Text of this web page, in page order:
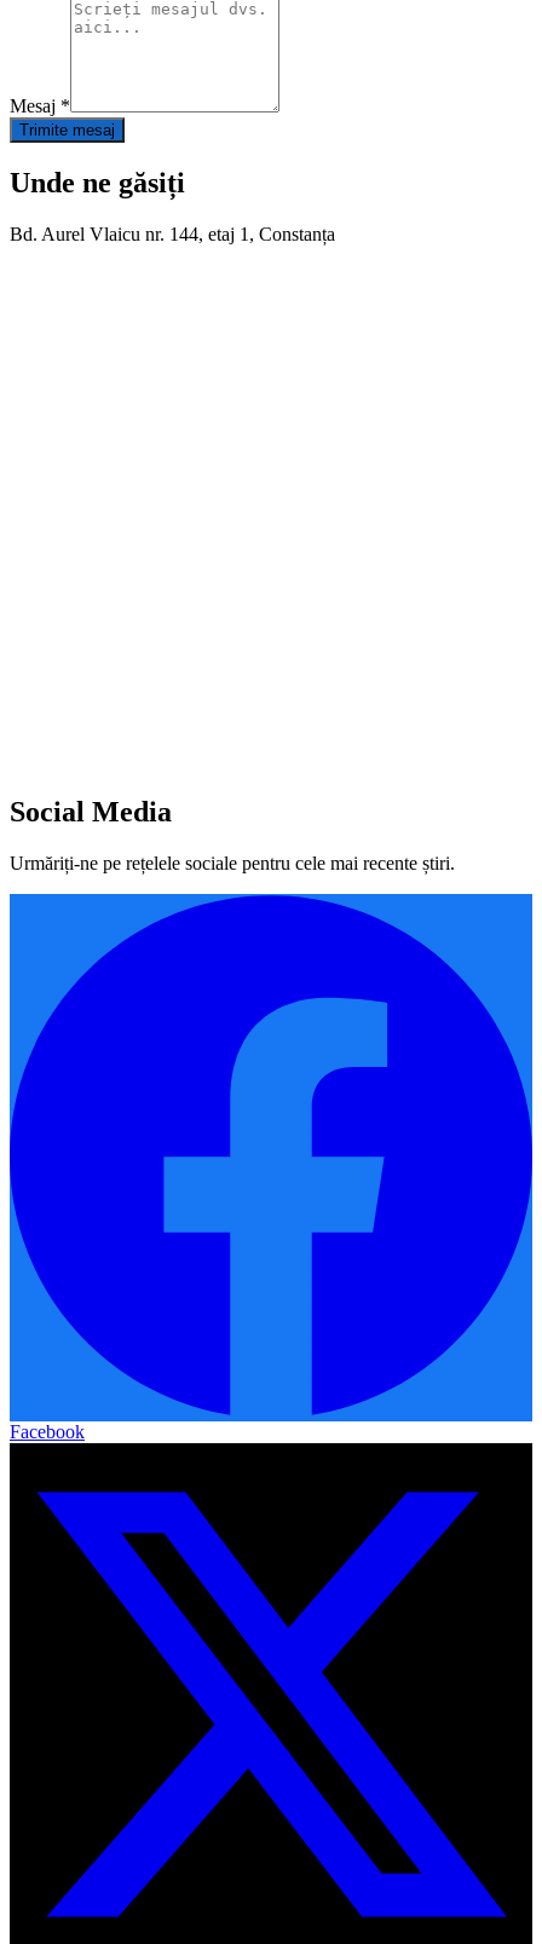
Mesaj *
Trimite mesaj
Unde ne găsiți
Bd. Aurel Vlaicu nr. 144, etaj 1, Constanța
Social Media
Urmăriți-ne pe rețelele sociale pentru cele mai recente știri.
Facebook